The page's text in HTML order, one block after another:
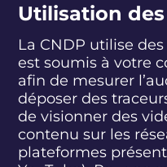
Utilisation
La CNDP utilise
est soumis à votre
afin de mesurer
déposer des
de visionner des
contenu sur les
plateformes
S
u
v
e
z
S
u
i
v
e
z
-
S
u
i
v
e
z
-
S
u
i
v
e
z
-
abonnez-vous
S'INSCRIRE À LA